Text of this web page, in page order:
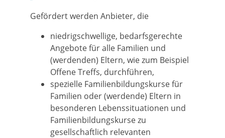
Gefördert werden Anbieter, die
niedrigschwellige, bedarfsgerechte
Angebote für alle Familien und
(werdenden) Eltern, wie zum Beispiel
Offene Treffs, durchführen,
spezielle Familienbildungskurse für
Familien oder (werdende) Eltern in
besonderen Lebenssituationen und
Familienbildungskurse zu
gesellschaftlich relevanten